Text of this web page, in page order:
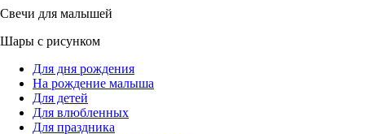
Свечи для малышей
Шары с рисунком
Для дня рождения
На рождение малыша
Для детей
Для влюбленных
Для праздника